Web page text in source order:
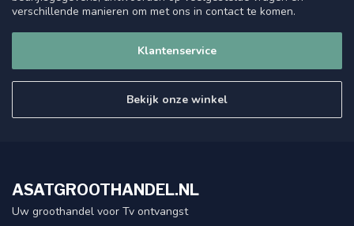
verschillende manieren om met ons in contact te komen.
Klantenservice
Bekijk onze winkel
ASATGROOTHANDEL.NL
Uw groothandel voor Tv ontvangst